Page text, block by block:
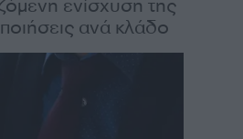
ενίσχυση της
ανά κλάδο